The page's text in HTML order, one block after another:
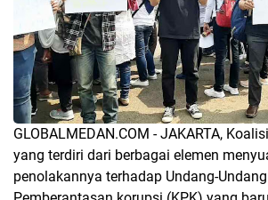
GLOBALMEDAN.COM - JAKARTA,
yang terdiri dari berbagai elemen
penolakannya terhadap Undang-